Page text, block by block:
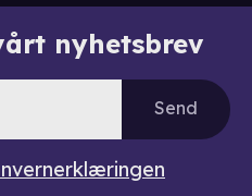
nyhetsbrev
Send